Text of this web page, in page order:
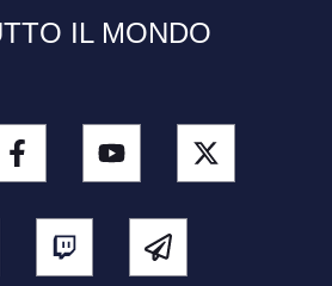
IL MONDO